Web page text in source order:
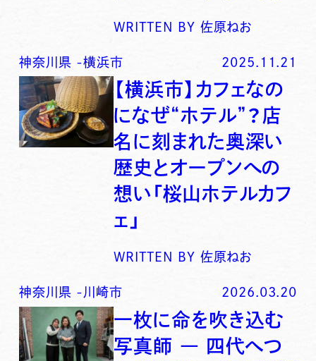
WRITTEN BY 佐原ねお
神奈川県 -横浜市 2025.11.21
【横浜市】カフェなの
になぜ“ホテル”？店
名に刻まれた奥深い
歴史とオープンへの
想い「桜山ホテルカフ
ェ」
WRITTEN BY 佐原ねお
神奈川県 - 川崎市 2026.03.20
一枚に命を吹き込む
写真師 ― 四代へつ